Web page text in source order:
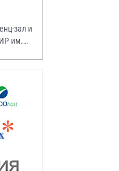
зал и
им.